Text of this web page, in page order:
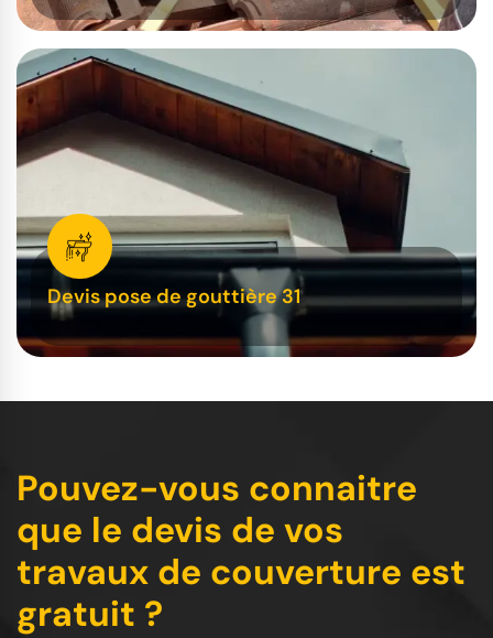
Devis pose de gouttière 31
Pouvez-vous connaitre
que le devis de vos
travaux de couverture est
gratuit ?